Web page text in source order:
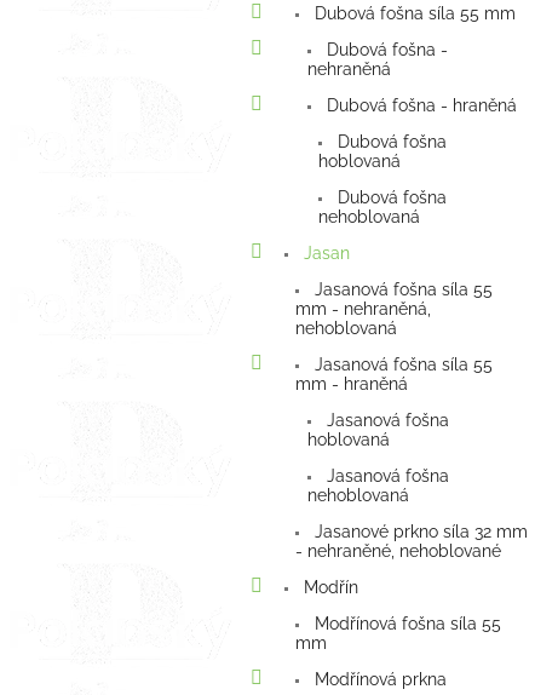
Dubová fošna síla 55 mm
Dubová fošna -
nehraněná
Dubová fošna - hraněná
Dubová fošna
hoblovaná
Dubová fošna
nehoblovaná
Jasan
Jasanová fošna síla 55
mm - nehraněná,
nehoblovaná
Jasanová fošna síla 55
mm - hraněná
Jasanová fošna
hoblovaná
Jasanová fošna
nehoblovaná
Jasanové prkno síla 32 mm
- nehraněné, nehoblované
Modřín
Modřínová fošna síla 55
mm
Modřínová prkna